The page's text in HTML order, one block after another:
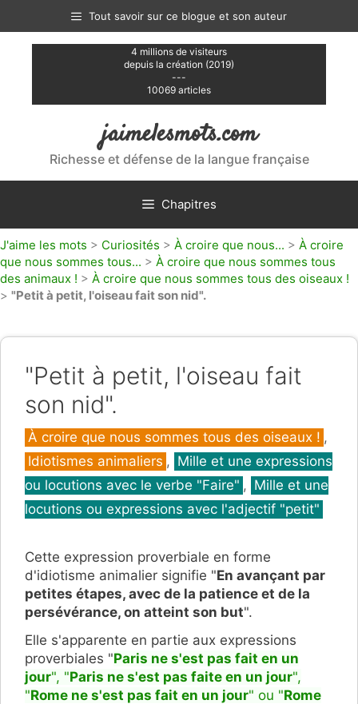
contenu
Tout savoir sur ce blogue et son auteur
4 millions de visiteurs
depuis la création (2019)
---
10069 articles
jaimelesmots.com
Richesse et défense de la langue française
Chapitres
J'aime les mots > Curiosités > À croire que nous... > À croire
que nous sommes tous... > À croire que nous sommes tous
des animaux ! > À croire que nous sommes tous des oiseaux !
> "Petit à petit, l'oiseau fait son nid".
"Petit à petit, l'oiseau fait
son nid".
Catégories
À croire que nous sommes tous des oiseaux ! ,
Idiotismes animaliers , Mille et une expressions
ou locutions avec le verbe "Faire" , Mille et une
locutions ou expressions avec l'adjectif "petit"
Cette expression proverbiale en forme
d'idiotisme animalier signifie "En avançant par
petites étapes, avec de la patience et de la
persévérance, on atteint son but".
Elle s'apparente en partie aux expressions
proverbiales "Paris ne s'est pas fait en un
jour", "Paris ne s'est pas faite en un jour",
"Rome ne s'est pas fait en un jour" ou "Rome